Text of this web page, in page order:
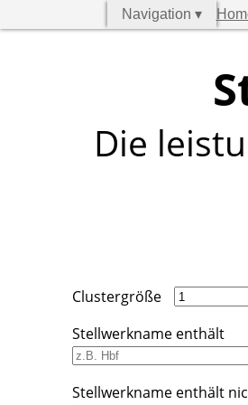
Navigation ▾
Die
Clustergröße
Stellwerkname enthält
Stellwerkname enthält